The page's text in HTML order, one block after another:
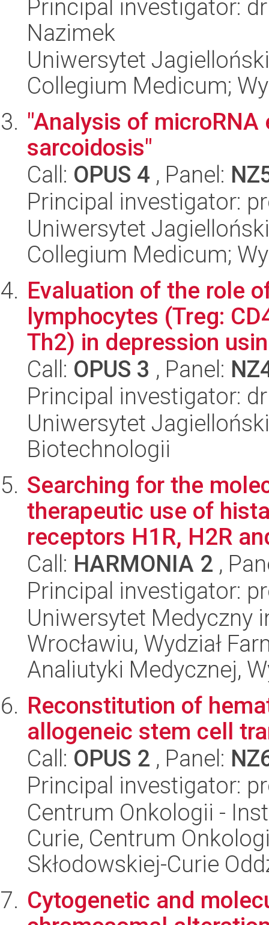
Principal investigator:
Nazimek
Uniwersytet
Collegium Medicum;
"Analysis of
sarcoidosis"
Call: OPUS 4 , Panel:
Principal investigator:
Uniwersytet
Collegium Medicum;
Evaluation of the role
lymphocytes (Treg:
Th2) in depression
Call: OPUS 3 , Panel:
Principal investigator:
Uniwersytet
Biotechnologii
Searching for the
therapeutic use of
receptors H1R, H2R
Call: HARMONIA 2 ,
Principal investigator:
Uniwersytet Medyczny
Wrocławiu, Wydział
Analiutyki Medycznej,
Reconstitution of
allogeneic stem cell
Call: OPUS 2 , Panel:
Principal investigator:
Centrum Onkologii -
Curie, Centrum
Skłodowskiej-Curie
Cytogenetic and